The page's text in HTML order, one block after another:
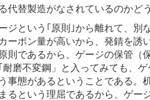
代替製造がなされているのかど
ジという｢原則｣から離れて、
ーボン量が高いから、発錆を
則であるから、ゲージの保管（
耐磨不変鋼」と入ってみても、
事態があるということである
るという理屈であるから、ゲ